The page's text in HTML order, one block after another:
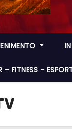
– FITNESS –